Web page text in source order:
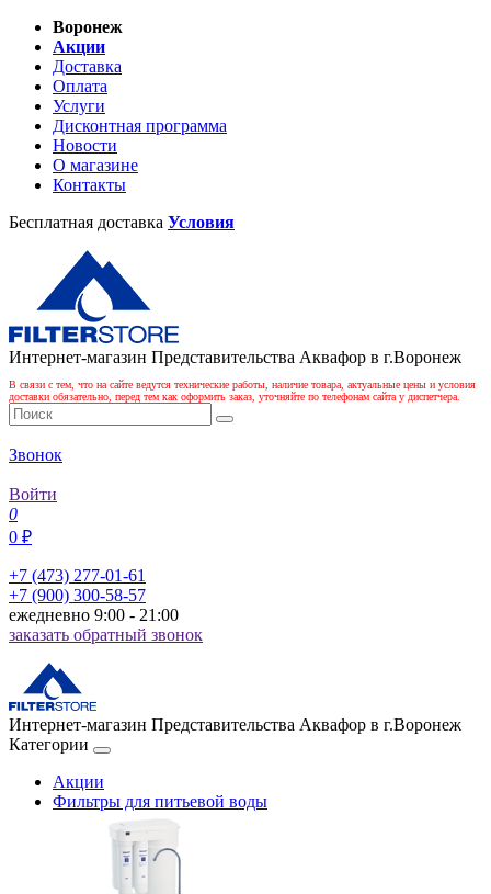
Воронеж
Акции
Доставка
Оплата
Услуги
Дисконтная программа
Новости
О магазине
Контакты
Бесплатная доставка Условия
Интернет-магазин Представительства Аквафор в г.Воронеж
В связи с тем, что на сайте ведутся технические работы, наличие товара, актуальные цены и условия
доставки обязательно, перед тем как оформить заказ, уточняйте по телефонам сайта у диспетчера.
Звонок
Войти
0
0 ₽
+7 (473) 277-01-61
+7 (900) 300-58-57
ежедневно 9:00 - 21:00
заказать обратный звонок
Интернет-магазин Представительства Аквафор в г.Воронеж
Категории
Акции
Фильтры для питьевой воды